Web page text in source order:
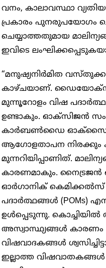
വനം, കാലാവസ്ഥാ
പ്രകാരം പുനരുപയോഗം
ചെയ്യാത്തതുമായ
ഇവിടെ
“മനുഷ്യനിർമിത
കാഴ്ചയാണ്.
മുന്നൂറോളം വിഷ
ഉണ്ടാകും. ഓക്സിജൻ
കാർബൺഡൈ
ആഗോളതാപന നിരക്കും
മുന്നറിയിപ്പാണിത്.
കാരണമാകും.
ഓർഗാനിക് കെമിക്കൽസ്
പദാർത്ഥങ്ങൾ (POMs)
ഉൾപ്പെടുന്നു.
അസ്വാസ്ഥ്യങ്ങൾ കാരണം
വിഷവാദകങ്ങൾ
ഇല്ലാത്ത